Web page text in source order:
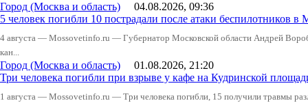
Город (Москва и область) 04.08.2026, 09:36
5 человек погибли 10 пострадали после атаки беспилотников в
4 августа — Mossovetinfo.ru — Губернатор Московской области Андрей
кан...
Город (Москва и область) 01.08.2026, 21:20
Три человека погибли при взрыве у кафе на Кудринской
1 августа — Mossovetinfo.ru — Три человека погибли, 15 получили травмы